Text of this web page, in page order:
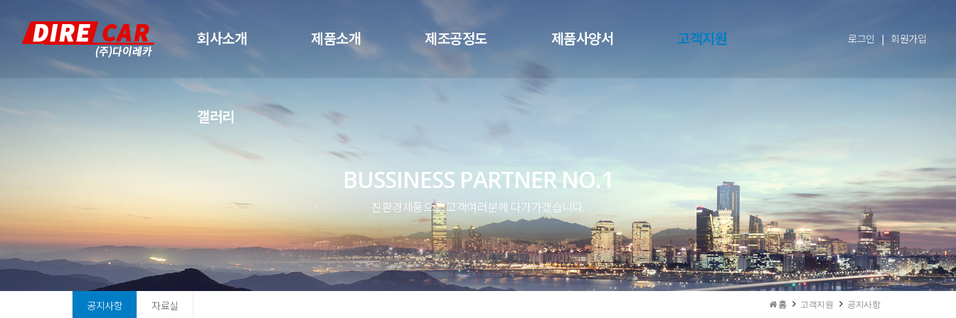
로그인 | 회원가입
회사소개 제품소개 제조공정도 제품사양서 고객지원
갤러리
BUSSINESS PARTNER NO.1
친환경제품으로 고객여러분께 다가가겠습니다.
공지사항 자료실 홈 고객지원 공지사항